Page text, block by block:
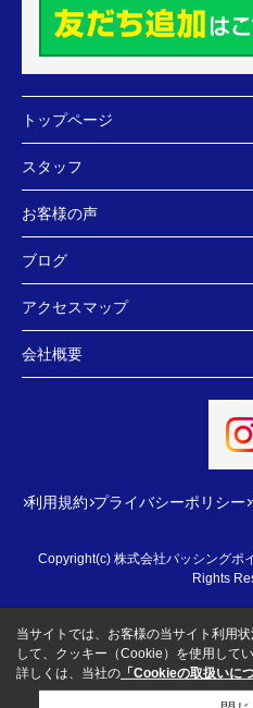
トップページ
スタッフ
お客様の声
ブログ
アクセスマップ
会社概要
利用規約 プライバシーポリシー
Copyright(c) 株式会社パッシングポ
Rights
当サイトでは、お客様の当サイト利用
して、クッキー（Cookie）を使用してい
詳しくは、当社の 「Cookieの取扱いに